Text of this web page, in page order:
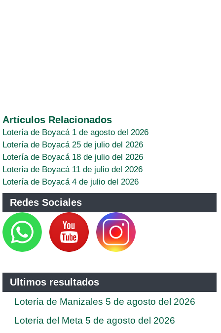
Artículos Relacionados
Lotería de Boyacá 1 de agosto del 2026
Lotería de Boyacá 25 de julio del 2026
Lotería de Boyacá 18 de julio del 2026
Lotería de Boyacá 11 de julio del 2026
Lotería de Boyacá 4 de julio del 2026
Redes Sociales
Ultimos resultados
Lotería de Manizales 5 de agosto del 2026
Lotería del Meta 5 de agosto del 2026